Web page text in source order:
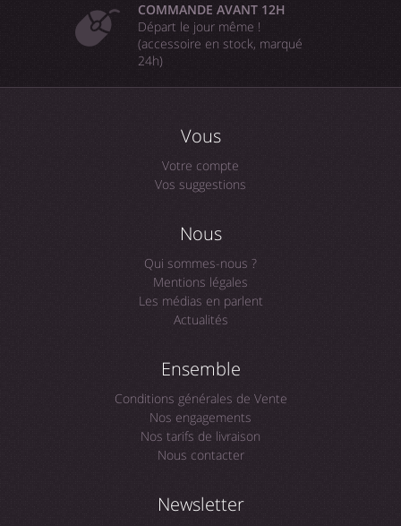
COMMANDE AVANT 12H
Départ le jour même !
(accessoire en stock, marqué
24h)
Vous
Votre compte
Vos suggestions
Nous
Qui sommes-nous ?
Mentions légales
Les médias en parlent
Actualités
Ensemble
Conditions générales de Vente
Nos engagements
Nos tarifs de livraison
Nous contacter
Newsletter